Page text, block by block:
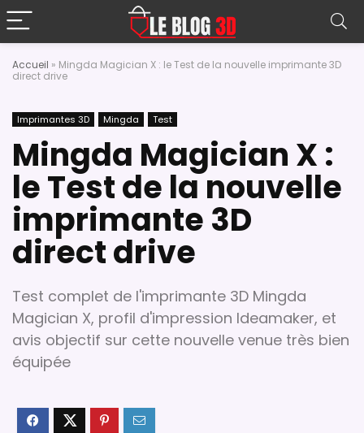
Accueil » Mingda Magician X : le Test de la nouvelle imprimante 3D
direct drive
Imprimantes 3D Mingda Test
Mingda Magician X :
le Test de la nouvelle
imprimante 3D
direct drive
Test complet de l'imprimante 3D Mingda
Magician X, profil d'impression Ideamaker, et
avis objectif sur cette nouvelle venue très bien
équipée